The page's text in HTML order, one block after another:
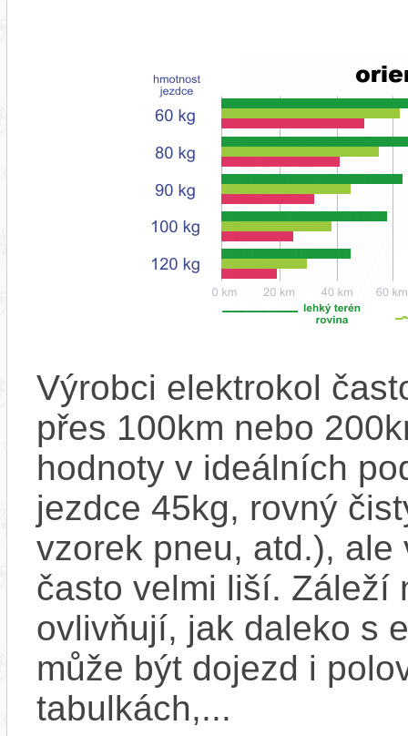
Výrobci elektrokol
přes 100km nebo
hodnoty v ideálních
jezdce 45kg, rovný
vzorek pneu, atd.),
často velmi liší. Záleží
ovlivňují, jak daleko s
může být dojezd i
tabulkách,...